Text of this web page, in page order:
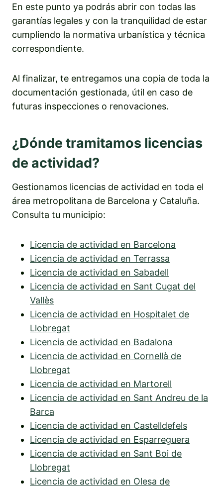
En este punto ya podrás abrir con todas las
garantías legales y con la tranquilidad de estar
cumpliendo la normativa urbanística y técnica
correspondiente.
Al finalizar, te entregamos una copia de toda la
documentación gestionada, útil en caso de
futuras inspecciones o renovaciones.
¿Dónde tramitamos licencias
de actividad?
Gestionamos licencias de actividad en toda el
área metropolitana de Barcelona y Cataluña.
Consulta tu municipio:
Licencia de actividad en Barcelona
Licencia de actividad en Terrassa
Licencia de actividad en Sabadell
Licencia de actividad en Sant Cugat del
Vallès
Licencia de actividad en Hospitalet de
Llobregat
Licencia de actividad en Badalona
Licencia de actividad en Cornellà de
Llobregat
Licencia de actividad en Martorell
Licencia de actividad en Sant Andreu de la
Barca
Licencia de actividad en Castelldefels
Licencia de actividad en Esparreguera
Licencia de actividad en Sant Boi de
Llobregat
Licencia de actividad en Olesa de